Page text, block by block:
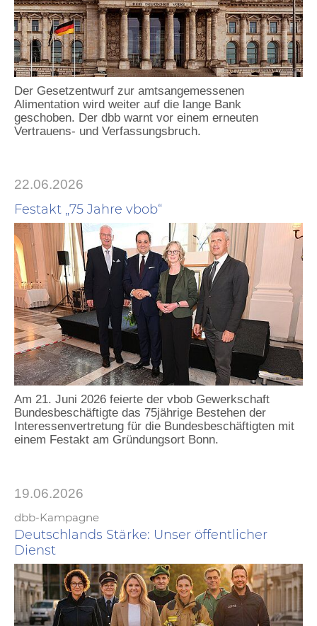
Der Gesetzentwurf zur amtsangemessenen
Alimentation wird weiter auf die lange Bank
geschoben. Der dbb warnt vor einem erneuten
Vertrauens- und Verfassungsbruch.
22.06.2026
Festakt „75 Jahre vbob“
Am 21. Juni 2026 feierte der vbob Gewerkschaft
Bundesbeschäftigte das 75jährige Bestehen der
Interessenvertretung für die Bundesbeschäftigten mit
einem Festakt am Gründungsort Bonn.
19.06.2026
dbb-Kampagne
Deutschlands Stärke: Unser öffentlicher
Dienst